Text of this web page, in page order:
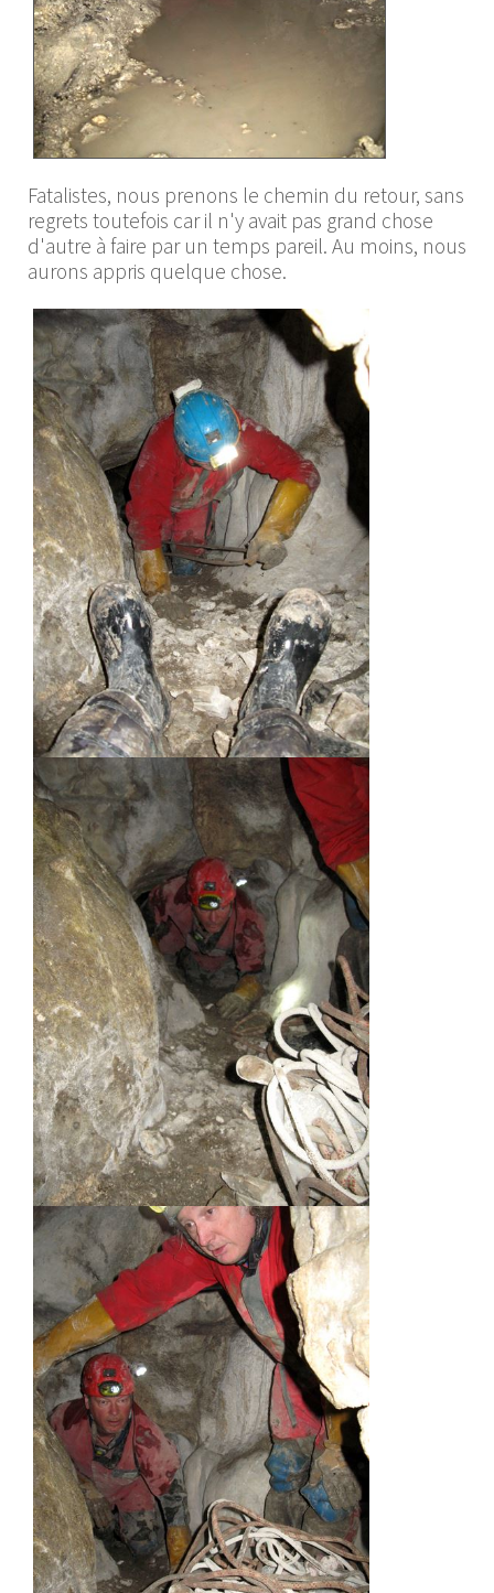
Fatalistes, nous prenons le chemin du retour, sans
regrets toutefois car il n'y avait pas grand chose
d'autre à faire par un temps pareil. Au moins, nous
aurons appris quelque chose.